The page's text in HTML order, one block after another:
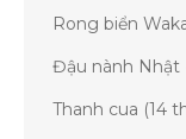
Rong biển
Đậu nành Nhật
Thanh cua (14